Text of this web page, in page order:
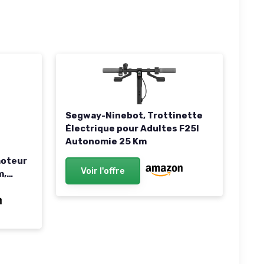
Segway-Ninebot, Trottinette
Électrique pour Adultes F25I
Autonomie 25 Km
Voir l'offre